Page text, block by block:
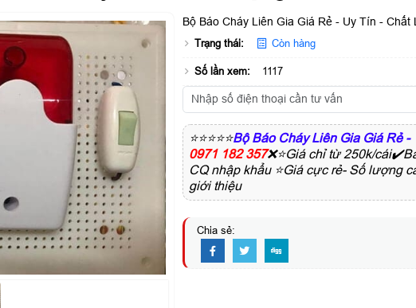
Bộ Báo Cháy Liên Gia Giá Rẻ - Uy Tín - Chất
Trạng thái: Còn hàng
Số lần xem: 1117
⭐⭐⭐⭐⭐Bộ Báo Cháy Liên Gia Giá Rẻ
0971 182 357❌⭐Giá chỉ từ 250k/
CQ nhập khẩu ⭐Giá cực rẻ- Số lượng
giới thiệu
Chia sẻ: